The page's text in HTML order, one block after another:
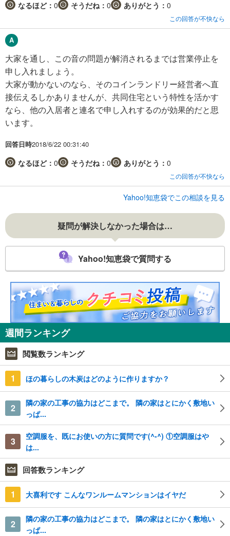
なるほど： 0 そうだね： 0 ありがとう： 0
この回答が不快なら
大家を通し、この音の問題が解消されるまでは営業停止を
申し入れましょう。
大家が動かないのなら、そのコインランドリー経営者へ直
接伝えるしかありませんが、共同住宅という特性を活かす
なら、他の入居者と連名で申し入れするのが効果的だと思
います。
回答日時2018/6/22 00:31:40
なるほど： 0 そうだね： 0 ありがとう： 0
この回答が不快なら
Yahoo!知恵袋でこの相談を見る
疑問が解決しなかった場合は…
Yahoo!知恵袋で質問する
週間ランキング
閲覧数ランキング
1 ほの暮らしの木炭はどのように作りますか？
2
隣の家の工事の協力はどこまで。 隣の家はとにかく敷地い
っぱ...
3
空調服を、既にお使いの方に質問です(^-^) ①空調服はや
は...
回答数ランキング
1 大喜利です こんなワンルームマンションはイヤだ
2
隣の家の工事の協力はどこまで。 隣の家はとにかく敷地い
っぱ...